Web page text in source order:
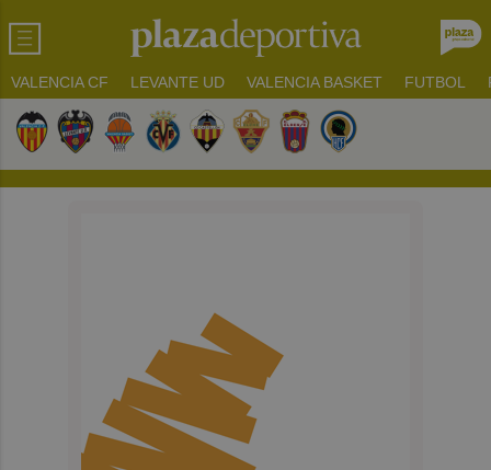
VALENCIA CF LEVANTE UD VALENCIA BASKET FUTBOL